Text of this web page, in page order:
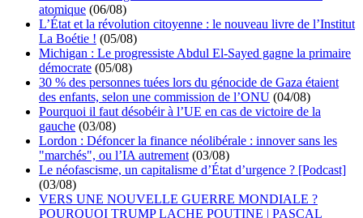
atomique (06/08)
L’État et la révolution citoyenne : le nouveau livre de l’Institut
La Boétie ! (05/08)
Michigan : Le progressiste Abdul El-Sayed gagne la primaire
démocrate (05/08)
30 % des personnes tuées lors du génocide de Gaza étaient
des enfants, selon une commission de l’ONU (04/08)
Pourquoi il faut désobéir à l’UE en cas de victoire de la
gauche (03/08)
Lordon : Défoncer la finance néolibérale : innover sans les
"marchés", ou l’IA autrement (03/08)
Le néofascisme, un capitalisme d’État d’urgence ? [Podcast]
(03/08)
VERS UNE NOUVELLE GUERRE MONDIALE ?
POURQUOI TRUMP LACHE POUTINE | PASCAL